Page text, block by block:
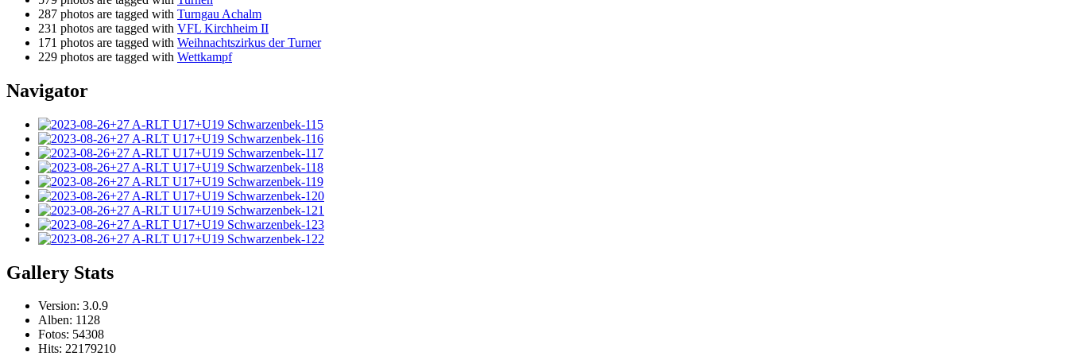
287 photos are tagged with Turngau Achalm
231 photos are tagged with VFL Kirchheim II
171 photos are tagged with Weihnachtszirkus der Turner
229 photos are tagged with Wettkampf
Navigator
Gallery Stats
Version: 3.0.9
Alben: 1128
Fotos: 54308
Hits: 22179210